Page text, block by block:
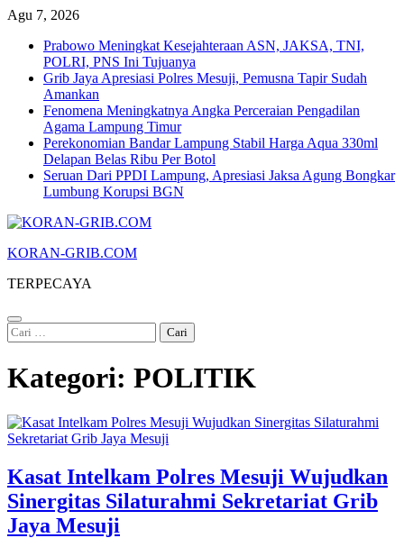
Skip
content
Agu 7, 2026
Prabowo Meningkat Kesejahteraan ASN, JAKSA, TNI,
POLRI, PNS Ini Tujuanya
Grib Jaya Apresiasi Polres Mesuji, Pemusna Tapir Sudah
Amankan
Fenomena Meningkatnya Angka Perceraian Pengadilan
Agama Lampung Timur
Perekonomian Bandar Lampung Stabil Harga Aqua 330ml
Delapan Belas Ribu Per Botol
Seruan Dari PPDI Lampung, Apresiasi Jaksa Agung Bongkar
Lumbung Korupsi BGN
KORAN-GRIB.COM
TERPECAYA
Cari
untuk:
Kategori: POLITIK
Kasat Intelkam Polres Mesuji Wujudkan
Sinergitas Silaturahmi Sekretariat Grib
Jaya Mesuji